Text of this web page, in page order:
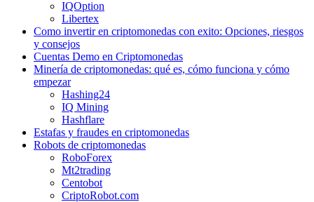
IQOption
Libertex
Como invertir en criptomonedas con exito: Opciones, riesgos
y consejos
Cuentas Demo en Criptomonedas
Minería de criptomonedas: qué es, cómo funciona y cómo
empezar
Hashing24
IQ Mining
Hashflare
Estafas y fraudes en criptomonedas
Robots de criptomonedas
RoboForex
Mt2trading
Centobot
CriptoRobot.com